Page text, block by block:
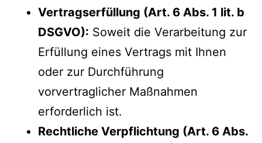
Vertragserfüllung (Art. 6 Abs. 1 lit. b
DSGVO): Soweit die Verarbeitung zur
Erfüllung eines Vertrags mit Ihnen
oder zur Durchführung
vorvertraglicher Maßnahmen
erforderlich ist.
Rechtliche Verpflichtung (Art. 6 Abs.